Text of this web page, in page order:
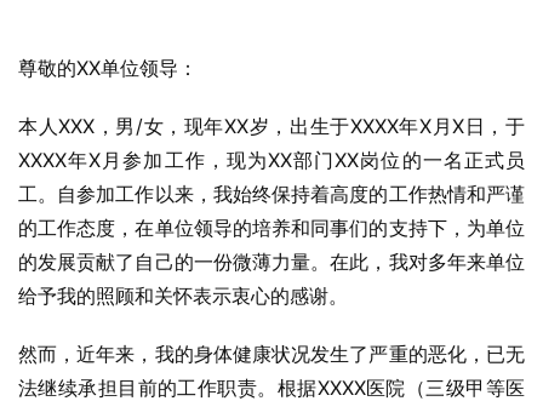
尊敬的XX单位领导：
本人XXX，男/女，现年XX岁，出生于XXXX年X月X日，于
XXXX年X月参加工作，现为XX部门XX岗位的一名正式员
工。自参加工作以来，我始终保持着高度的工作热情和严谨
的工作态度，在单位领导的培养和同事们的支持下，为单位
的发展贡献了自己的一份微薄力量。在此，我对多年来单位
给予我的照顾和关怀表示衷心的感谢。
然而，近年来，我的身体健康状况发生了严重的恶化，已无
法继续承担目前的工作职责。根据XXXX医院（三级甲等医